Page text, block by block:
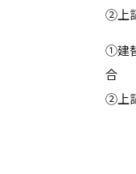
②上
①建
合
②上